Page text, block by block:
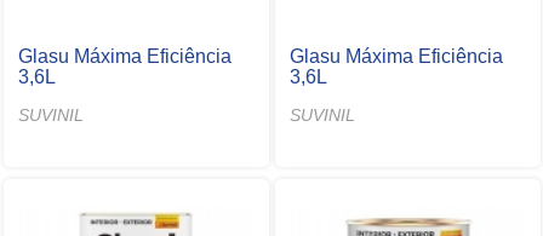
Glasu Máxima Eficiência
3,6L
SUVINIL
Glasu Máxima Eficiência
3,6L
SUVINIL